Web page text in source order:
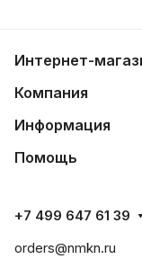
Интернет-
Компания
Информация
Помощь
+7 499 647 61 39
orders@nmkn.ru